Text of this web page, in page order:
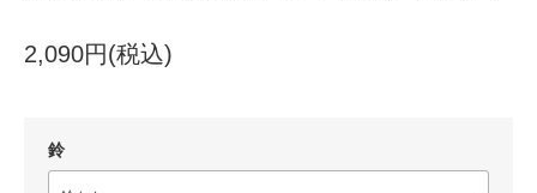
2,090円(税込)
鈴